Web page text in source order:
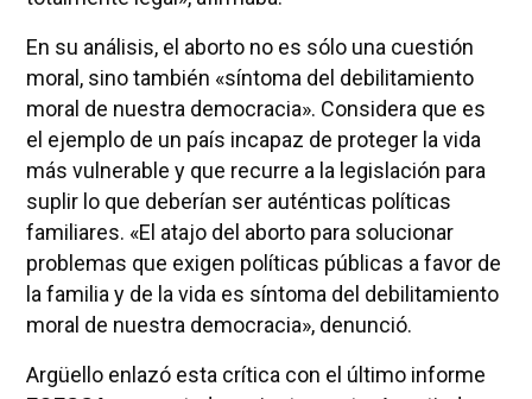
En su análisis, el aborto no es sólo una cuestión
moral, sino también «síntoma del debilitamiento
moral de nuestra democracia». Considera que es
el ejemplo de un país incapaz de proteger la vida
más vulnerable y que recurre a la legislación para
suplir lo que deberían ser auténticas políticas
familiares. «El atajo del aborto para solucionar
problemas que exigen políticas públicas a favor de
la familia y de la vida es síntoma del debilitamiento
moral de nuestra democracia», denunció.
Argüello enlazó esta crítica con el último informe